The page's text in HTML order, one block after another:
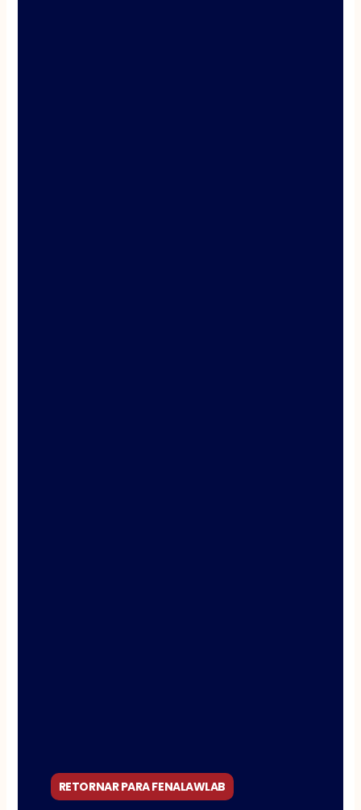
RETORNAR PARA FENALAWLAB